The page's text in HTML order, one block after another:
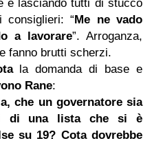
e lasciando tutti di stucco
consiglieri: “Me ne vado
a lavorare”. Arroganza,
fanno brutti scherzi.
la domanda di base e
Rane:
che un governatore sia
di una lista che si è
su 19? Cota dovrebbe